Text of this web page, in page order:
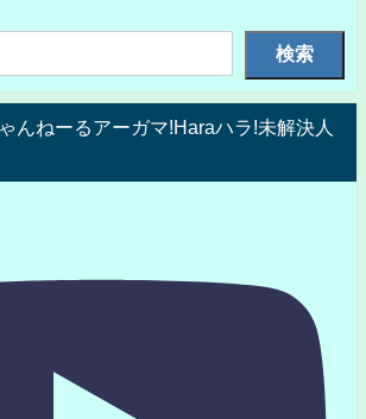
検索
んねーるアーガマ!Haraハラ!未解決人